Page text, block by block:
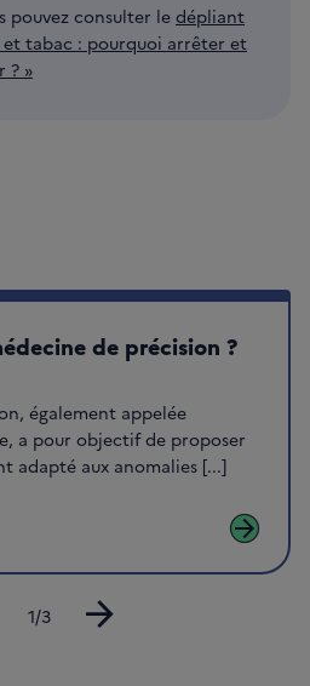
pouvez consulter le dépliant
tabac : pourquoi arrêter et
? »
de précision ?
également appelée
a pour objectif de proposer
adapté aux anomalies [...]
arrow_forward
arrow_forward
Diapositive
1/3